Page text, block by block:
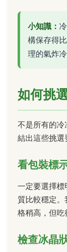
小知識：
構保存得
理的氣炸
如何挑
不是所有的
結出這些挑選
看包裝標
一定要選擇
質比較穩定
格稍高，但吃
檢查冰晶